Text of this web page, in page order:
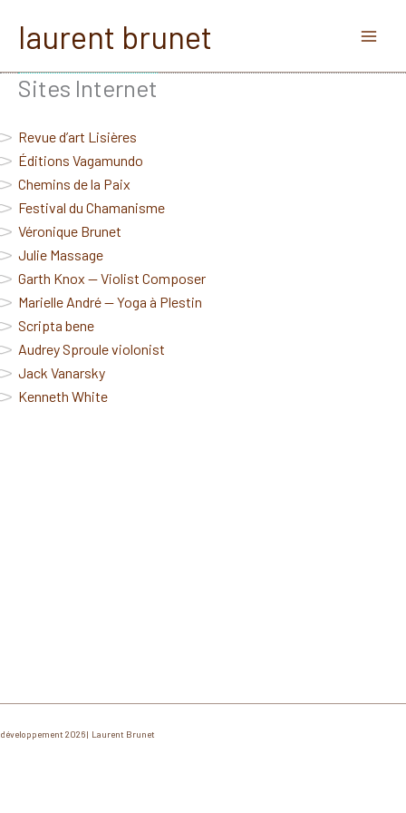
laurent brunet
Sites Internet
Revue d’art Lisières
Éditions Vagamundo
Chemins de la Paix
Festival du Chamanisme
Véronique Brunet
Julie Massage
Garth Knox — Violist Composer
Marielle André — Yoga à Plestin
Scripta bene
Audrey Sproule violonist
Jack Vanarsky
Kenneth White
développement 2026 | Laurent Brunet